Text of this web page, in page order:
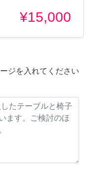
¥15,000
ジを入れてください